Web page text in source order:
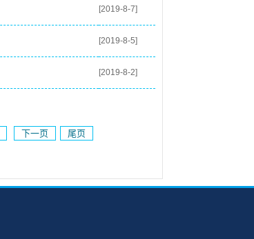
[2019-8-7]
[2019-8-5]
[2019-8-2]
下一页 尾页